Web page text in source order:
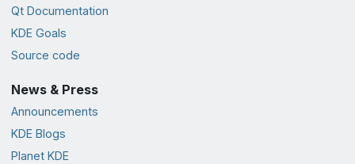
Qt Documentation
KDE Goals
Source code
News & Press
Announcements
KDE Blogs
Planet KDE